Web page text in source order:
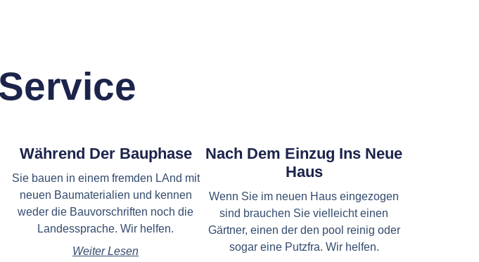
Während Der Bauphase
Sie bauen in einem fremden LAnd mit
neuen Baumaterialien und kennen
weder die Bauvorschriften noch die
Landessprache. Wir helfen.
Weiter Lesen
Nach Dem Einzug Ins Neue
Haus
Wenn Sie im neuen Haus eingezogen
sind brauchen Sie vielleicht einen
Gärtner, einen der den pool reinig oder
sogar eine Putzfra. Wir helfen.